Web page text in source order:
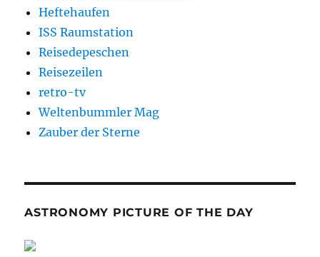
Heftehaufen
ISS Raumstation
Reisedepeschen
Reisezeilen
retro-tv
Weltenbummler Mag
Zauber der Sterne
ASTRONOMY PICTURE OF THE DAY